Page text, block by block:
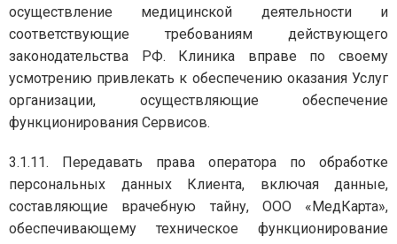
осуществление медицинской деятельности и
соответствующие требованиям действующего
законодательства РФ. Клиника вправе по своему
усмотрению привлекать к обеспечению оказания Услуг
организации, осуществляющие обеспечение
функционирования Сервисов.
3.1.11. Передавать права оператора по обработке
персональных данных Клиента, включая данные,
составляющие врачебную тайну, ООО «МедКарта»,
обеспечивающему техническое функционирование